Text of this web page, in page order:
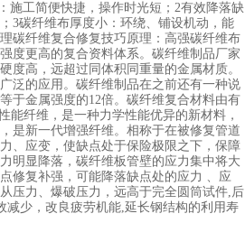
施工简便快捷，操作时光短；2有效降落缺
3碳纤维布厚度小：环绕、铺设机动，能
碳纤维复合修复技巧原理：高强碳纤维布
度更高的复合资料体系。 碳纤维制品厂家
度高，远超过同体积同重量的金属材质。
泛的应用。碳纤维制品在之前还有一种说
于金属强度的12倍。 碳纤维复合材料由有
能纤维，是一种力学性能优异的新材料，
是新一代增强纤维。相称于在被修复管道
、应变，使缺点处于保险极限之下，保障
明显降落，碳纤维板管壁的应力集中将大
修复补强，可能降落缺点处的应力 、应
压力、爆破压力，远高于完全圆筒试件,后
少，改良疲劳机能,延长钢结构的利用寿